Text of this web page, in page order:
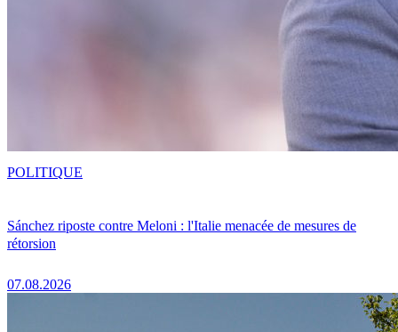
Sánchez riposte contre Meloni : l'Italie menacée de mesures de
rétorsion
07.08.2026
POLITIQUE